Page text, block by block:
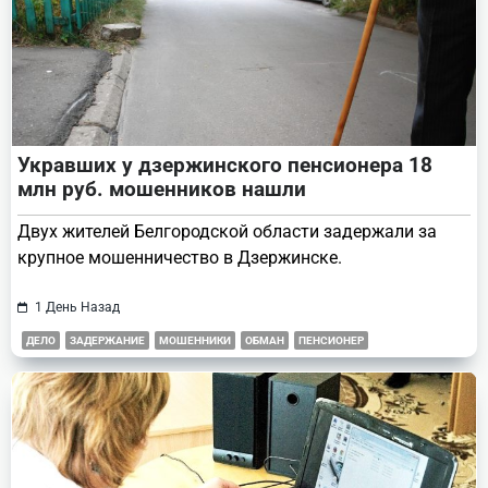
Укравших у дзержинского пенсионера 18
млн руб. мошенников нашли
Двух жителей Белгородской области задержали за
крупное мошенничество в Дзержинске.
1 День Назад
ДЕЛО ЗАДЕРЖАНИЕ МОШЕННИКИ ОБМАН ПЕНСИОНЕР